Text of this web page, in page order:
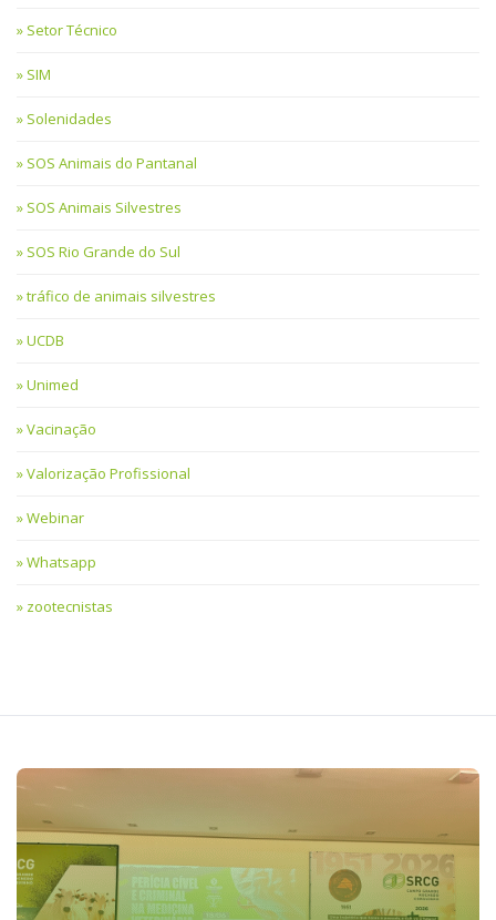
Setor Técnico
SIM
Solenidades
SOS Animais do Pantanal
SOS Animais Silvestres
SOS Rio Grande do Sul
tráfico de animais silvestres
UCDB
Unimed
Vacinação
Valorização Profissional
Webinar
Whatsapp
zootecnistas